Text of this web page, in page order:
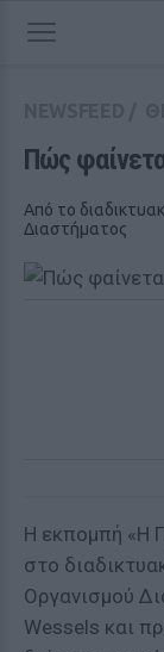
Πώς
Από το
Διαστήματος
H εκπομπή «Η
στο
Οργανισμού
Wessels και